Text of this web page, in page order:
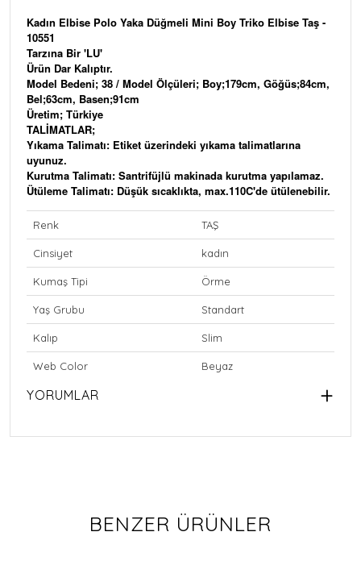
Kadın Elbise Polo Yaka Düğmeli Mini Boy Triko Elbise Taş -
10551
Tarzına Bir 'LU'
Ürün Dar Kalıptır.
Model Bedeni; 38 / Model Ölçüleri; Boy;179cm, Göğüs;84cm,
Bel;63cm, Basen;91cm
Üretim; Türkiye
TALİMATLAR;
Yıkama Talimatı: Etiket üzerindeki yıkama talimatlarına
uyunuz.
Kurutma Talimatı: Santrifüjlü makinada kurutma yapılamaz.
Ütüleme Talimatı: Düşük sıcaklıkta, max.110C'de ütülenebilir.
Renk TAŞ
Cinsiyet kadın
Kumaş Tipi Örme
Yaş Grubu Standart
Kalıp Slim
Web Color Beyaz
YORUMLAR
BENZER ÜRÜNLER